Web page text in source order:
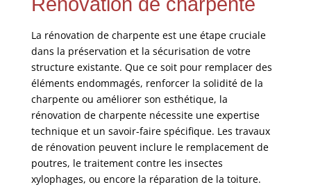
La rénovation de charpente est une étape cruciale
dans la préservation et la sécurisation de votre
structure existante. Que ce soit pour remplacer des
éléments endommagés, renforcer la solidité de la
charpente ou améliorer son esthétique, la
rénovation de charpente nécessite une expertise
technique et un savoir-faire spécifique. Les travaux
de rénovation peuvent inclure le remplacement de
poutres, le traitement contre les insectes
xylophages, ou encore la réparation de la toiture.